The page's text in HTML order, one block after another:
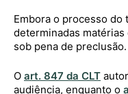
Embora o processo
determinadas
sob pena de preclusão.
O art. 847 da CLT
audiência, enquanto o